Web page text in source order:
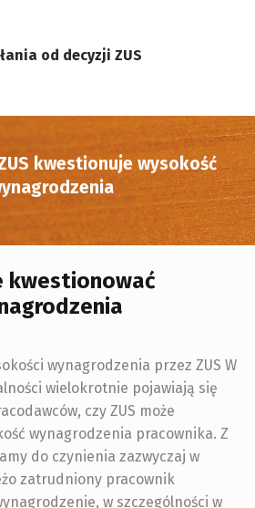
od decyzji ZUS
kwestionuje wysokość
kwestionować
wynagrodzenia przez ZUS W
wielokrotnie pojawiają się
czy ZUS może
wynagrodzenia pracownika. Z
do czynienia zazwyczaj w
zatrudniony pracownik
w szczególności w